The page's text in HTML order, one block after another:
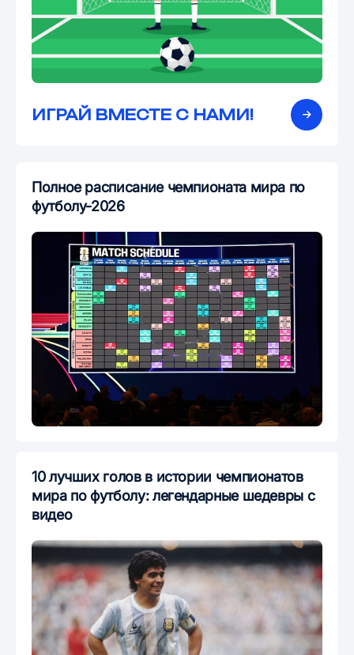
ИГРАЙ ВМЕСТЕ С НАМИ!
Полное расписание чемпионата мира по
футболу-2026
10 лучших голов в истории чемпионатов
мира по футболу: легендарные шедевры с
видео